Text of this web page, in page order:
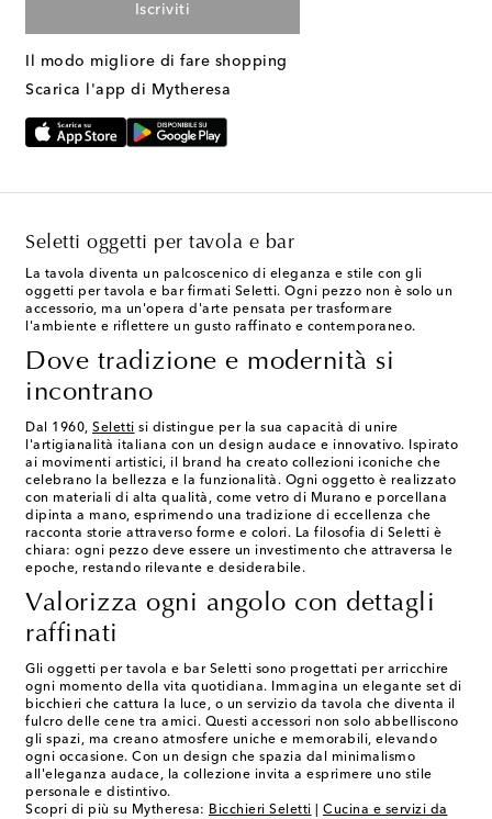
Iscriviti
Il modo migliore di fare shopping
Scarica l'app di Mytheresa
Seletti oggetti per tavola e bar
La tavola diventa un palcoscenico di eleganza e stile con gli
oggetti per tavola e bar firmati Seletti. Ogni pezzo non è solo un
accessorio, ma un'opera d'arte pensata per trasformare
l'ambiente e riflettere un gusto raffinato e contemporaneo.
Dove tradizione e modernità si
incontrano
Dal 1960, Seletti si distingue per la sua capacità di unire
l'artigianalità italiana con un design audace e innovativo. Ispirato
ai movimenti artistici, il brand ha creato collezioni iconiche che
celebrano la bellezza e la funzionalità. Ogni oggetto è realizzato
con materiali di alta qualità, come vetro di Murano e porcellana
dipinta a mano, esprimendo una tradizione di eccellenza che
racconta storie attraverso forme e colori. La filosofia di Seletti è
chiara: ogni pezzo deve essere un investimento che attraversa le
epoche, restando rilevante e desiderabile.
Valorizza ogni angolo con dettagli
raffinati
Gli oggetti per tavola e bar Seletti sono progettati per arricchire
ogni momento della vita quotidiana. Immagina un elegante set di
bicchieri che cattura la luce, o un servizio da tavola che diventa il
fulcro delle cene tra amici. Questi accessori non solo abbelliscono
gli spazi, ma creano atmosfere uniche e memorabili, elevando
ogni occasione. Con un design che spazia dal minimalismo
all'eleganza audace, la collezione invita a esprimere uno stile
personale e distintivo.
Scopri di più su Mytheresa: Bicchieri Seletti
Cucina e servizi da